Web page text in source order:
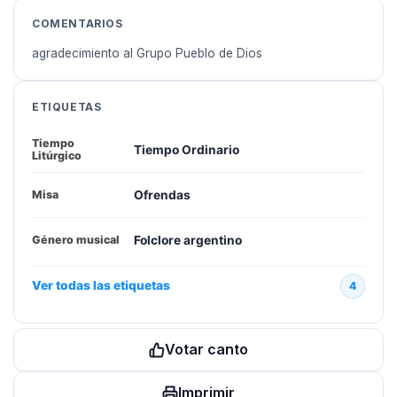
COMENTARIOS
agradecimiento al Grupo Pueblo de Dios
ETIQUETAS
Tiempo
Litúrgico
Tiempo Ordinario
Misa Ofrendas
Género musical Folclore argentino
Ver todas las etiquetas 4
Votar canto
Imprimir